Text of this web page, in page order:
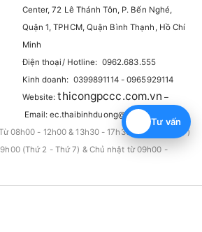
Tư vấn
Center, 72 Lê Thánh Tôn, P. Bến Nghé,
Quận 1, TPHCM, Quận Bình Thạnh, Hồ Chí
Minh
Điện thoại/ Hotline: 0962.683.555
Kinh doanh: 0399891114 - 0965929114
Website:thicongpccc.com.vn –
Email: ec.thaibinhduong@gmail.com
08h00 - 12h00 & 13h30 - 17h30 (Thứ 2 - Thứ 7)
(Thứ 2 - Thứ 7) & Chủ nhật từ 09h00 -